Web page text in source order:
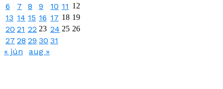
6
7 8 9 10 11 12
13 14 15 16 17 18 19
20 21 22 23 24 25 26
27 28 29 30 31
« jún
aug »